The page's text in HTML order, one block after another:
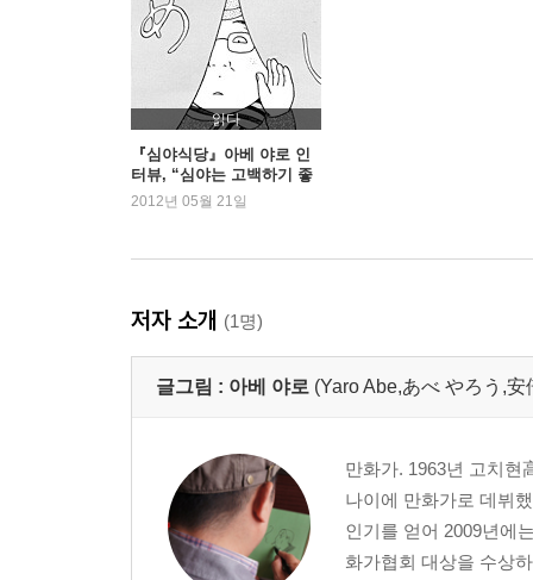
읽다
『심야식당』아베 야로 인
터뷰, “심야는 고백하기 좋
은 특별한 시간”
2012년 05월 21일
저자 소개 (1명)
글그림 : 아베 야로 (Yaro Abe,あべ やろう,安
만화가. 1963년 고치현
나이에 만화가로 데뷔
인기를 얻어 2009년에
화가협회 대상을 수상